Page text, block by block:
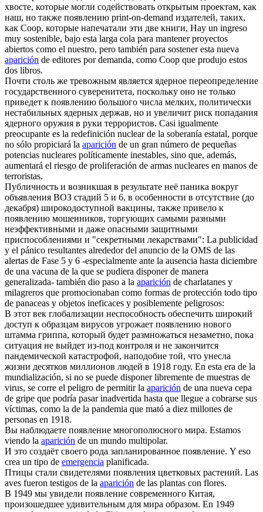
хвосте, которые могли содействовать открытым проектам, как
наш, но также появлению print-on-demand издателей, таких,
как Coop, которые напечатали эти две книги, Hay un ingreso
muy sostenible, bajo esta larga cola para mantener proyectos
abiertos como el nuestro, pero también para sostener esta nueva
aparición de editores por demanda, como Coop que produjo estos
dos libros.
Почти столь же тревожным является ядерное переопределение
государственного суверенитета, поскольку оно не только
приведет к появлению большого числа мелких, политически
нестабильных ядерных держав, но и увеличит риск попадания
ядерного оружия в руки террористов. Casi igualmente
preocupante es la redefinición nuclear de la soberanía estatal, porque
no sólo propiciará la aparición de un gran número de pequeñas
potencias nucleares políticamente inestables, sino que, además,
aumentará el riesgo de proliferación de armas nucleares en manos de
terroristas.
Публичность и возникшая в результате неё паника вокруг
объявления ВОЗ стадий 5 и 6, в особенности в отсутствие (до
декабря) широкодоступной вакцины, также привело к
появлению мошенников, торгующих самыми разными
неэффективными и даже опасными защитными
приспособлениями и "секретными лекарствами": La publicidad
y el pánico resultantes alrededor del anuncio de la OMS de las
alertas de Fase 5 y 6 -especialmente ante la ausencia hasta diciembre
de una vacuna de la que se pudiera disponer de manera
generalizada- también dio paso a la aparición de charlatanes y
milagreros que promocionaban como formas de protección todo tipo
de panaceas y objetos ineficaces y posiblemente peligrosos:
В этот век глобализации неспособность обеспечить широкий
доступ к образцам вирусов угрожает появлению нового
штамма гриппа, который будет размножаться незаметно, пока
ситуация не выйдет из-под контроля и не закончится
пандемической катастрофой, наподобие той, что унесла
жизни десятков миллионов людей в 1918 году. En esta era de la
mundialización, si no se puede disponer libremente de muestras de
virus, se corre el peligro de permitir la aparición de una nueva cepa
de gripe que podría pasar inadvertida hasta que llegue a cobrarse sus
víctimas, como la de la pandemia que mató a diez millones de
personas en 1918.
Вы наблюдаете появление многополюсного мира. Estamos
viendo la aparición de un mundo multipolar.
И это создаёт своего рода запланированное появление. Y eso
crea un tipo de emergencia planificada.
Птицы стали свидетелями появления цветковых растений. Las
aves fueron testigos de la aparición de las plantas con flores.
В 1949 мы увидели появление современного Китая,
произошедшее удивительным для мира образом. En 1949